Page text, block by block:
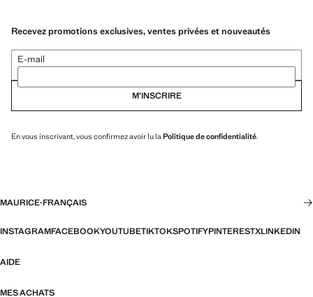
Recevez promotions exclusives, ventes privées et nouveautés
E-mail
M’INSCRIRE
En vous inscrivant, vous confirmez avoir lu la Politique de confidentialité.
MAURICE·FRANÇAIS
INSTAGRAMFACEBOOKYOUTUBETIKTOKSPOTIFYPINTERESTXLINKEDIN
AIDE
MES ACHATS